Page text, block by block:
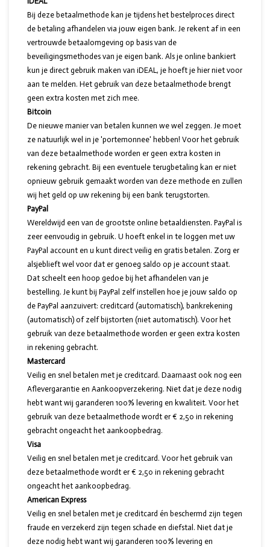
Bij deze betaalmethode kan je tijdens het bestelproces direct
de betaling afhandelen via jouw eigen bank. Je rekent af in een
vertrouwde betaalomgeving op basis van de
beveiligingsmethodes van je eigen bank. Als je online bankiert
kun je direct gebruik maken van iDEAL, je hoeft je hier niet voor
aan te melden. Het gebruik van deze betaalmethode brengt
geen extra kosten met zich mee.
Bitcoin
De nieuwe manier van betalen kunnen we wel zeggen. Je moet
ze natuurlijk wel in je 'portemonnee' hebben! Voor het gebruik
van deze betaalmethode worden er geen extra kosten in
rekening gebracht. Bij een eventuele terugbetaling kan er niet
opnieuw gebruik gemaakt worden van deze methode en zullen
wij het geld op uw rekening bij een bank terugstorten.
PayPal
Wereldwijd een van de grootste online betaaldiensten. PayPal is
zeer eenvoudig in gebruik. U hoeft enkel in te loggen met uw
PayPal account en u kunt direct veilig en gratis betalen. Zorg er
alsjeblieft wel voor dat er genoeg saldo op je account staat.
Dat scheelt een hoop gedoe bij het afhandelen van je
bestelling. Je kunt bij PayPal zelf instellen hoe je jouw saldo op
de PayPal aanzuivert: creditcard (automatisch), bankrekening
(automatisch) of zelf bijstorten (niet automatisch). Voor het
gebruik van deze betaalmethode worden er geen extra kosten
in rekening gebracht.
Mastercard
Veilig en snel betalen met je creditcard. Daarnaast ook nog een
Aflevergarantie en Aankoopverzekering. Niet dat je deze nodig
hebt want wij garanderen 100% levering en kwaliteit. Voor het
gebruik van deze betaalmethode wordt er € 2,50 in rekening
gebracht ongeacht het aankoopbedrag.
Visa
Veilig en snel betalen met je creditcard. Voor het gebruik van
deze betaalmethode wordt er € 2,50 in rekening gebracht
ongeacht het aankoopbedrag.
American Express
Veilig en snel betalen met je creditcard én beschermd zijn tegen
fraude en verzekerd zijn tegen schade en diefstal. Niet dat je
deze nodig hebt want wij garanderen 100% levering en